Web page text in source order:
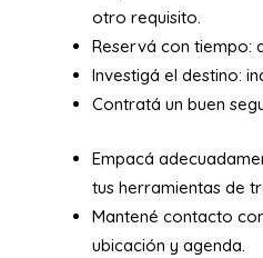
otro requisito.
Reservá con tiempo:
Investigá el destino:
Contratá un buen
Empacá
tus herramientas de
Mantené contacto
ubicación y agenda.